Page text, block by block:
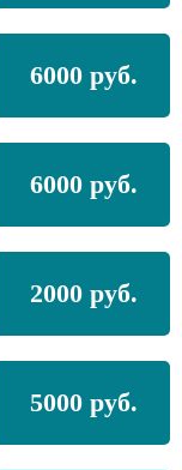
6000 руб.
6000 руб.
2000 руб.
5000 руб.